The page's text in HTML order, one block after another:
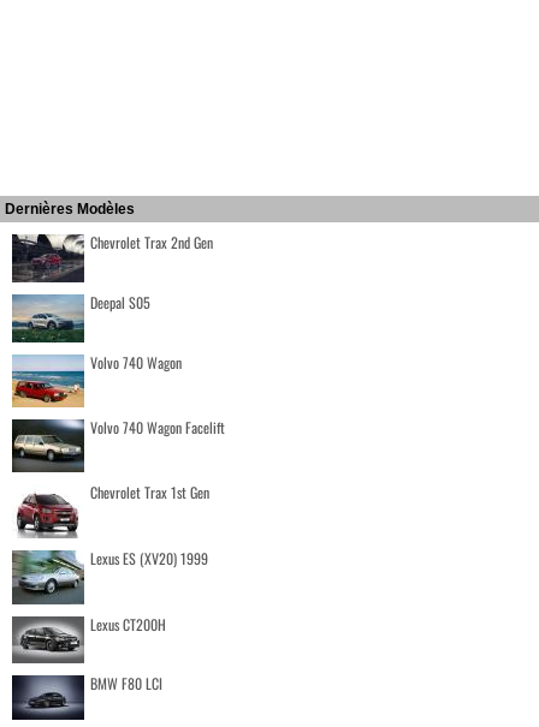
Dernières Modèles
Chevrolet Trax 2nd Gen
Deepal S05
Volvo 740 Wagon
Volvo 740 Wagon Facelift
Chevrolet Trax 1st Gen
Lexus ES (XV20) 1999
Lexus CT200H
BMW F80 LCI